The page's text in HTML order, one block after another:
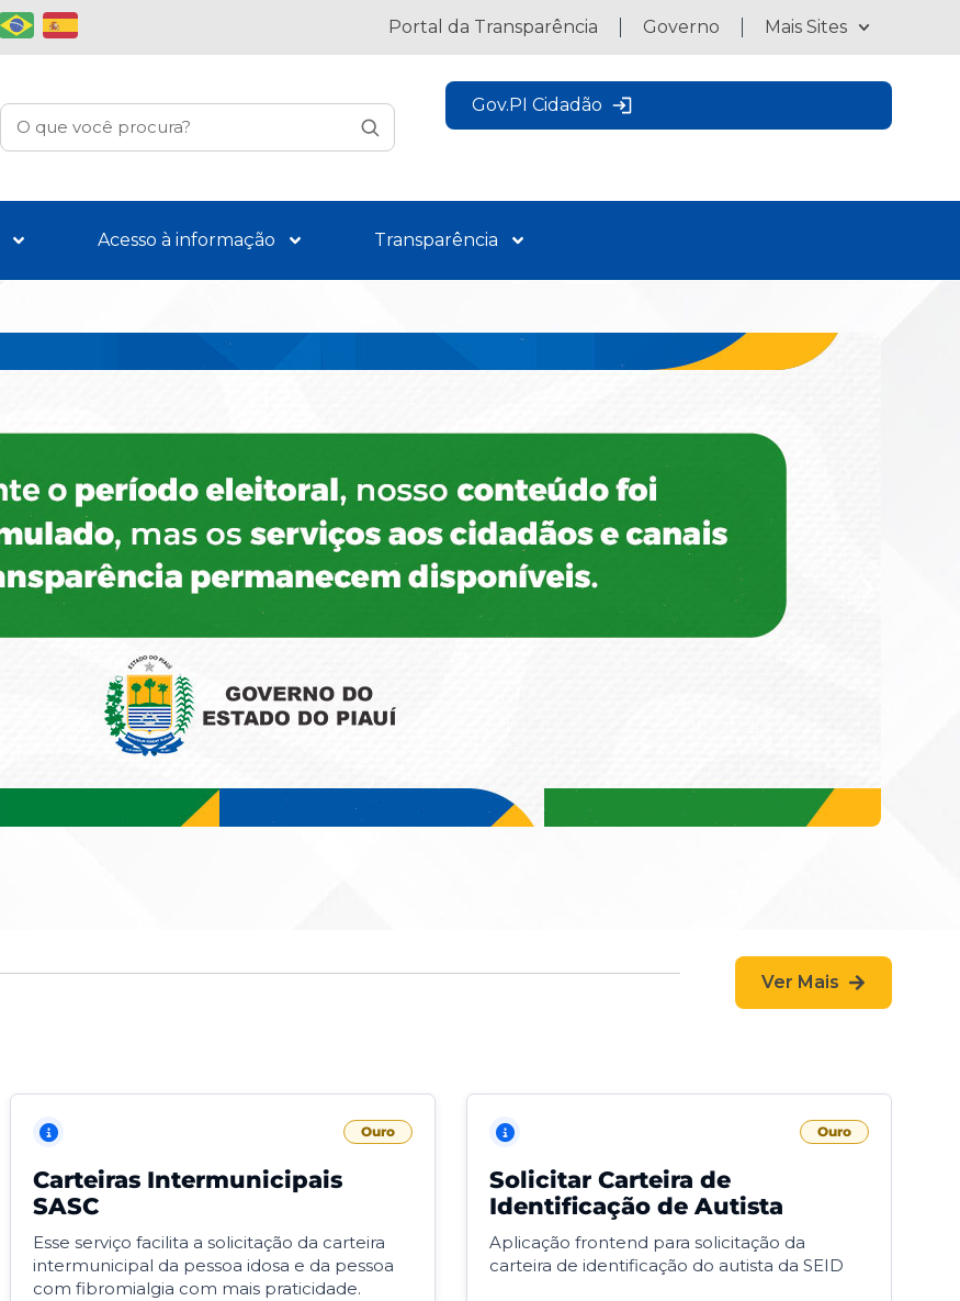
Portal da Transparência Governo Mais Sites
Gov.PI Cidadão
Acesso à informação Transparência
Ver Mais
Ouro
Carteiras Intermunicipais
SASC
Esse serviço facilita a solicitação da carteira
intermunicipal da pessoa idosa e da pessoa
com fibromialgia com mais praticidade.
Ouro
Solicitar Carteira de
Identificação de Autista
Aplicação frontend para solicitação da
carteira de identificação do autista da SEID